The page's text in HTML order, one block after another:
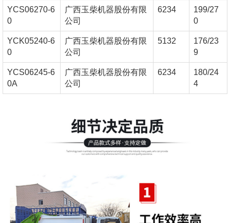
YCS06270-6
0
广西玉柴机器股份有限
公司
6234
199/27
0
YCK05240-6
0
广西玉柴机器股份有限
公司
5132
176/23
9
YCS06245-6
0A
广西玉柴机器股份有限
公司
6234
180/24
4